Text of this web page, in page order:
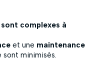
complexes à
et une maintenance
sont minimisés.